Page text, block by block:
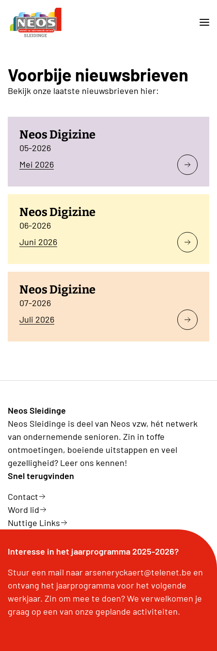
Voorbije nieuwsbrieven
Bekijk onze laatste nieuwsbrieven hier:
Neos Digizine
05-2026
Mei 2026
Neos Digizine
06-2026
Juni 2026
Neos Digizine
07-2026
Juli 2026
Neos Sleidinge
Neos Sleidinge is deel van Neos vzw, hét netwerk
van ondernemende senioren. Zin in toffe
ontmoetingen, boeiende uitstappen en veel
gezelligheid? Leer ons kennen!
Snel terugvinden
Contact
Word lid
Nuttige Links
Interesse in het jaarprogramma 2025-2026?
Stuur een mail naar arseneryckaert@telenet.be en
ontvang het jaarprogramma voor het volgende
werkjaar. Zin om mee te doen? We verwelkomen je
graag op een van onze geplande activiteiten.